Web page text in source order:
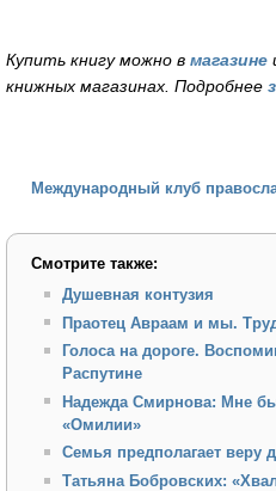
Купить книгу можно в магазине
книжных магазинах. Подробнее
Международный клуб
Смотрите также:
Душевная контузия
Праотец Авраам и мы.
Голоса на дороге.
Распутине
Надежда Смирнова: Мне
«Омилии»
Семья предполагает веру
Татьяна Бобровских: